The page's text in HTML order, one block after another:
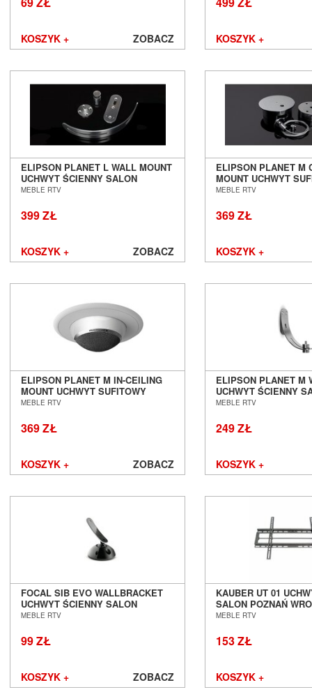
KOSZYK + ZOBACZ KOSZYK +
ELIPSON PLANET L WALL MOUNT
UCHWYT ŚCIENNY SALON
POZNAŃ WROCŁAW
MEBLE RTV
399 ZŁ
KOSZYK + ZOBACZ
ELIPSON PLANET M
MOUNT UCHWYT
SALON POZNAŃ
MEBLE RTV
369 ZŁ
KOSZYK +
ELIPSON PLANET M IN-CEILING
MOUNT UCHWYT SUFITOWY
SALON POZNAŃ WROCŁAW
MEBLE RTV
369 ZŁ
KOSZYK + ZOBACZ
ELIPSON PLANET M
UCHWYT ŚCIENNY
POZNAŃ WROCŁAW
MEBLE RTV
249 ZŁ
KOSZYK +
FOCAL SIB EVO WALLBRACKET
UCHWYT ŚCIENNY SALON
POZNAŃ WROCŁAW
MEBLE RTV
99 ZŁ
KOSZYK + ZOBACZ
KAUBER UT 01
SALON POZNAŃ
MEBLE RTV
153 ZŁ
KOSZYK +